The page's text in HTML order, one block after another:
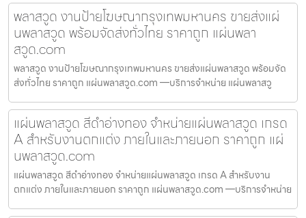
พลาสวูด งานป้ายโฆษณากรุงเทพมหานคร ขายส่งแผ่
นพลาสวูด พร้อมจัดส่งทั่วไทย ราคาถูก แผ่นพลา
สวูด.com
พลาสวูด งานป้ายโฆษณากรุงเทพมหานคร ขายส่งแผ่นพลาสวูด พร้อมจัด
ส่งทั่วไทย ราคาถูก แผ่นพลาสวูด.com —บริการจำหน่าย แผ่นพลาสวู
แผ่นพลาสวูด สีดำอ่างทอง จำหน่ายแผ่นพลาสวูด เกรด
A สำหรับงานตกแต่ง ภายในและภายนอก ราคาถูก แผ่
นพลาสวูด.com
แผ่นพลาสวูด สีดำอ่างทอง จำหน่ายแผ่นพลาสวูด เกรด A สำหรับงาน
ตกแต่ง ภายในและภายนอก ราคาถูก แผ่นพลาสวูด.com —บริการจำหน่าย